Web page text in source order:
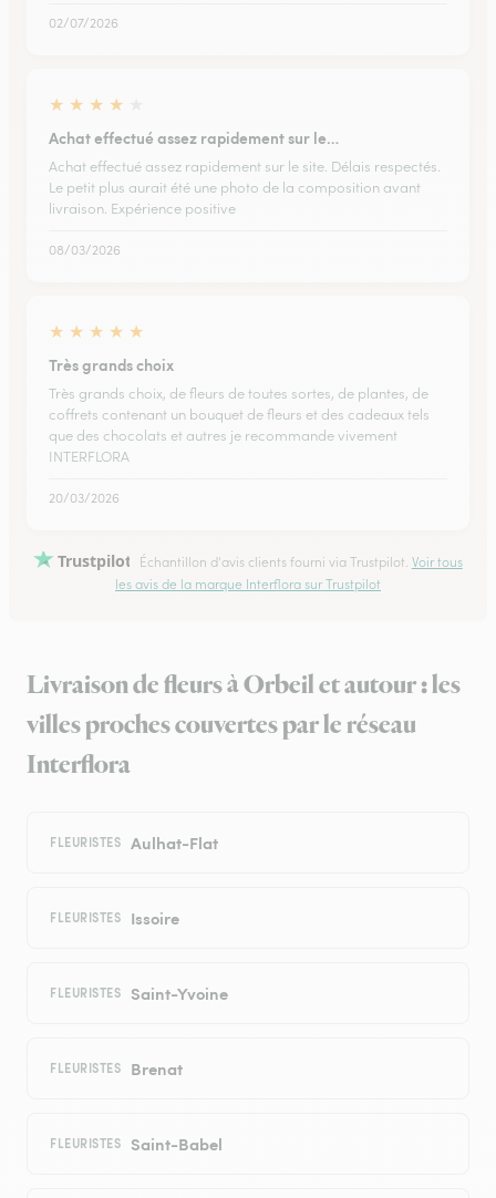
02/07/2026
★ ★ ★ ★
Achat effectué assez rapidement sur le…
Achat effectué assez rapidement sur le site. Délais respectés.
Le petit plus aurait été une photo de la composition avant
livraison. Expérience positive
08/03/2026
★ ★ ★ ★ ★
Très grands choix
Très grands choix, de fleurs de toutes sortes, de plantes, de
coffrets contenant un bouquet de fleurs et des cadeaux tels
que des chocolats et autres je recommande vivement
INTERFLORA
20/03/2026
Trustpilot Échantillon d'avis clients fourni via Trustpilot. Voir tous
les avis de la marque Interflora sur Trustpilot
Livraison de fleurs à Orbeil et autour : les
villes proches couvertes par le réseau
Interflora
FLEURISTES Aulhat-Flat
FLEURISTES Issoire
FLEURISTES Saint-Yvoine
FLEURISTES Brenat
FLEURISTES Saint-Babel